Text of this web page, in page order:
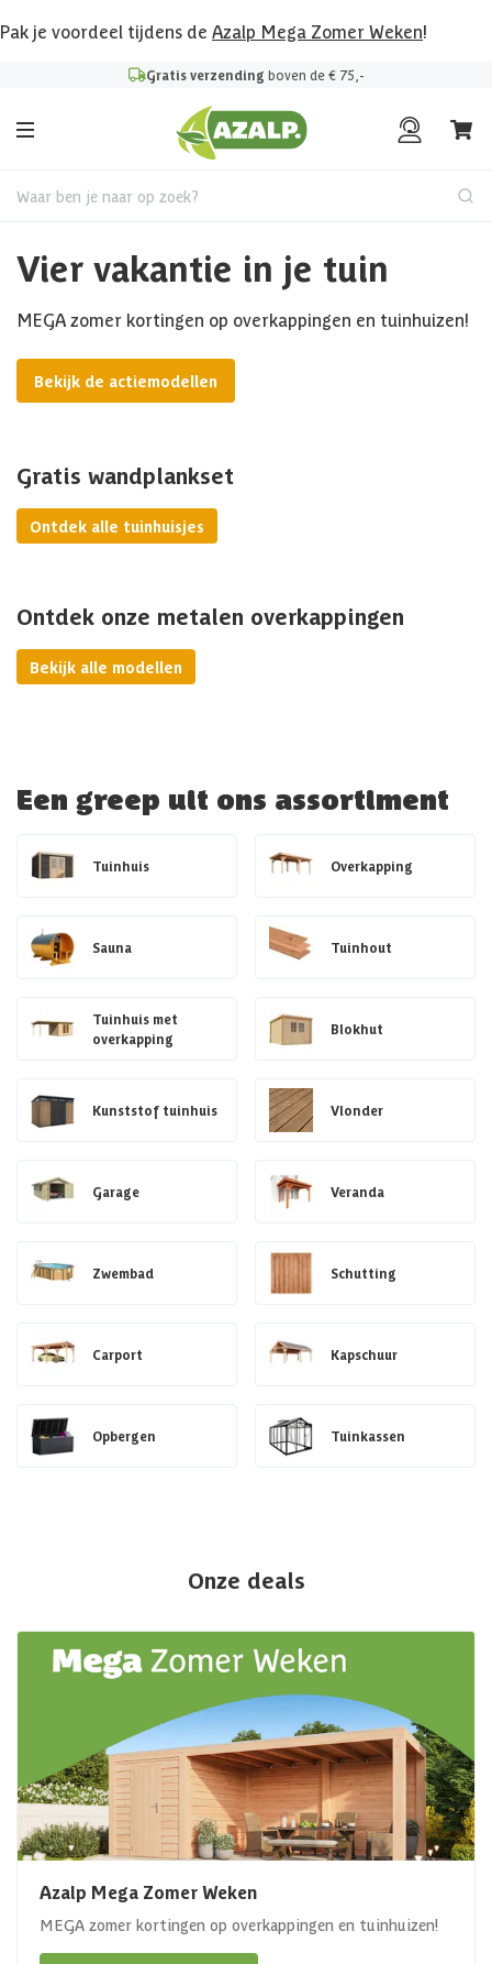
Pak je voordeel tijdens de Azalp Mega Zomer Weken!
Gratis verzending boven de € 75,-
Waar ben je naar op zoek?
Vier vakantie in je tuin
MEGA zomer kortingen op overkappingen en tuinhuizen!
Bekijk de actiemodellen
Gratis wandplankset
Ontdek alle tuinhuisjes
Ontdek onze metalen overkappingen
Bekijk alle modellen
Een greep uit ons assortiment
Tuinhuis Overkapping
Sauna Tuinhout
Tuinhuis met
overkapping
Blokhut
Kunststof tuinhuis Vlonder
Garage Veranda
Zwembad Schutting
Carport Kapschuur
Opbergen Tuinkassen
Onze deals
Azalp Mega Zomer Weken
MEGA zomer kortingen op overkappingen en tuinhuizen!